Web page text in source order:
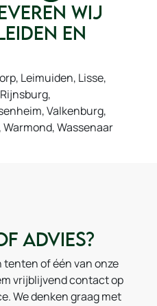
wij
en
Leimuiden, Lisse,
Valkenburg,
Wassenaar
advies?
tenten of één van onze
vrijblijvend contact op
We denken graag met